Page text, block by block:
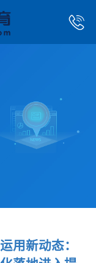
用新动态：